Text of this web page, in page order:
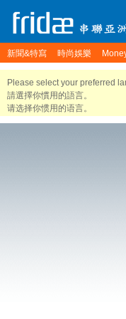
新聞&特寫 時尚娛樂
Please select your preferred
請選擇你慣用的語言。
请选择你惯用的语言。